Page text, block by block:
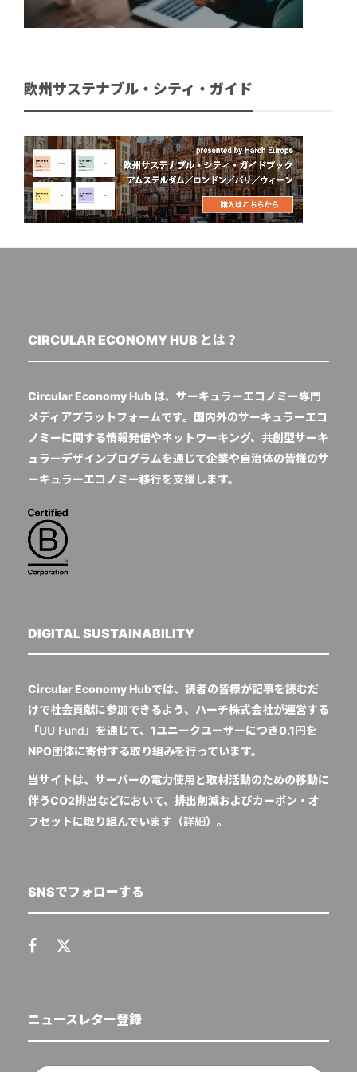
欧州サステナブル・シティ・ガイド
CIRCULAR ECONOMY HUB とは？
Circular Economy Hub は、サーキュラーエコノミー専門
メディアプラットフォームです。国内外のサーキュラーエコ
ノミーに関する情報発信やネットワーキング、共創型サーキ
ュラーデザインプログラムを通じて企業や自治体の皆様のサ
ーキュラーエコノミー移行を支援します。
DIGITAL SUSTAINABILITY
Circular Economy Hubでは、読者の皆様が記事を読むだ
けで社会貢献に参加できるよう、ハーチ株式会社が運営する
「UU Fund 」を通じて、1ユニークユーザーにつき0.1円を
NPO団体に寄付する取り組みを行っています。
当サイトは、サーバーの電力使用と取材活動のための移動に
伴うCO2排出などにおいて、排出削減およびカーボン・オ
フセットに取り組んでいます（詳細）。
SNSでフォローする
ニュースレター登録